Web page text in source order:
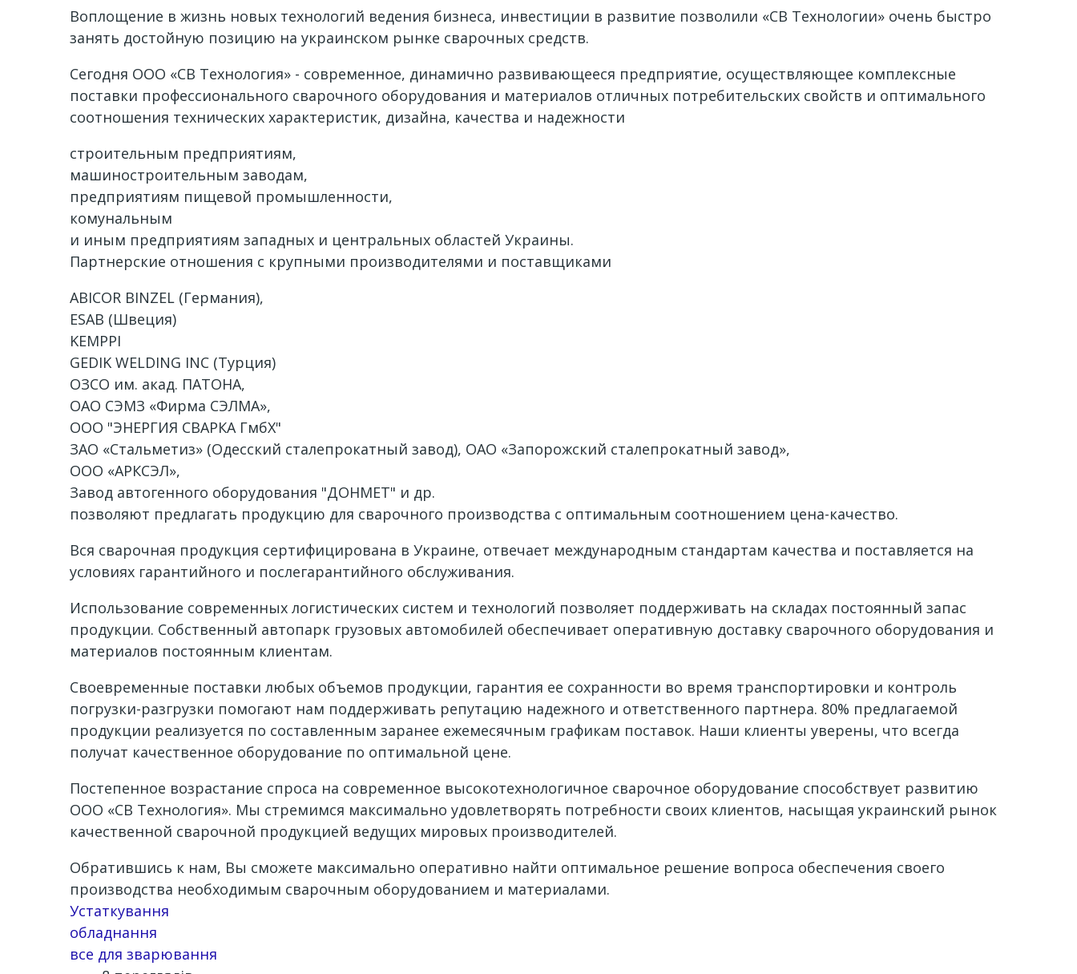
Воплощение в жизнь новых технологий ведения бизнеса, инвестиции в развитие позволили «СВ Технологии» очень быстро
занять достойную позицию на украинском рынке сварочных средств.
Сегодня ООО «СВ Технология» - современное, динамично развивающееся предприятие, осуществляющее комплексные
поставки профессионального сварочного оборудования и материалов отличных потребительских свойств и оптимального
соотношения технических характеристик, дизайна, качества и надежности
строительным предприятиям,
машиностроительным заводам,
предприятиям пищевой промышленности,
комунальным
и иным предприятиям западных и центральных областей Украины.
Партнерские отношения с крупными производителями и поставщиками
ABICOR BINZEL (Германия),
ESAB (Швеция)
KEMPPI
GEDIK WELDING INC (Турция)
ОЗСО им. акад. ПАТОНА,
ОАО СЭМЗ «Фирма СЭЛМА»,
ООО "ЭНЕРГИЯ СВАРКА ГмбХ"
ЗАО «Стальметиз» (Одесский сталепрокатный завод), ОАО «Запорожский сталепрокатный завод»,
ООО «АРКСЭЛ»,
Завод автогенного оборудования "ДОНМЕТ" и др.
позволяют предлагать продукцию для сварочного производства с оптимальным соотношением цена-качество.
Вся сварочная продукция сертифицирована в Украине, отвечает международным стандартам качества и поставляется на
условиях гарантийного и послегарантийного обслуживания.
Использование современных логистических систем и технологий позволяет поддерживать на складах постоянный запас
продукции. Собственный автопарк грузовых автомобилей обеспечивает оперативную доставку сварочного оборудования и
материалов постоянным клиентам.
Своевременные поставки любых объемов продукции, гарантия ее сохранности во время транспортировки и контроль
погрузки-разгрузки помогают нам поддерживать репутацию надежного и ответственного партнера. 80% предлагаемой
продукции реализуется по составленным заранее ежемесячным графикам поставок. Наши клиенты уверены, что всегда
получат качественное оборудование по оптимальной цене.
Постепенное возрастание спроса на современное высокотехнологичное сварочное оборудование способствует развитию
ООО «СВ Технология». Мы стремимся максимально удовлетворять потребности своих клиентов, насыщая украинский рынок
качественной сварочной продукцией ведущих мировых производителей.
Обратившись к нам, Вы сможете максимально оперативно найти оптимальное решение вопроса обеспечения своего
производства необходимым сварочным оборудованием и материалами.
Устаткування
обладнання
все для зварювання